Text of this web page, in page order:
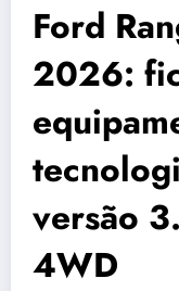
Ford
2026:
versão
4WD